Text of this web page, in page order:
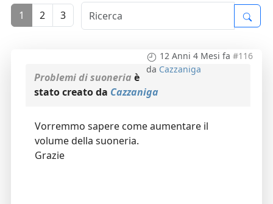
1 2 3
12 Anni 4 Mesi fa #116
da Cazzaniga
Problemi di suoneria è
stato creato da Cazzaniga
Vorremmo sapere come aumentare il
volume della suoneria.
Grazie